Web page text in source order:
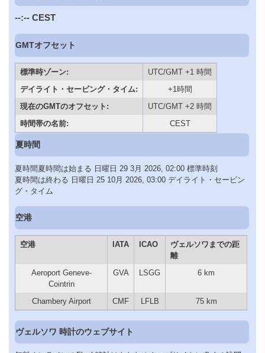
--:-- CEST
GMTオフセット
標準時ゾーン:
UTC/GMT +1 時間
デイライト・セービング・タイム:
+1時間
現在のGMTのオフセット:
UTC/GMT +2 時間
時間帯の名前:
CEST
夏時間
夏時間夏時間は始まる 日曜日 29 3月 2026, 02:00 標準時刻
夏時間は終わる 日曜日 25 10月 2026, 03:00 デイライト・セービン
グ・タイム
空港
空港 IATA ICAO
ヴェルソワまでの距
離
Aeroport Geneve-
Cointrin
GVA LSGG 6 km
Chambery Airport CMF LFLB 75 km
ヴェルソワ 時計のウェブサイト